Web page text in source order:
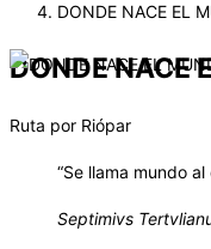
DONDE NACE EL
DONDE NACE
Ruta por Riópar
“Se llama mundo
Septimivs